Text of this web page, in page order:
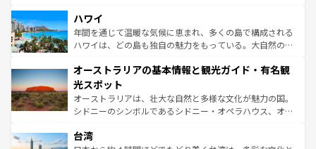
着のスイス情報は
のような巨大都市は、観光、ショッピング、エンターテイ
ンメントが詰まった刺激的なスポットだ。一方、アメリカ
西部には大自然が広がり、グランドキャニオンやイエロー
部のニューオーリンズでは、音楽と美食が融合した独特の
文化が魅力。旅行者はアメリカの各地域で異なる魅力を楽
しみながら、その多様性と豊かな歴史を感じることができ
るだろう。車でのロードトリップや列車の旅も、アメリカ
情報は
ハワイ
年間を通じて温暖な気候に恵まれ、多くの島で構成される
ハワイは、どの島も独自の魅力をもっている。大自然の神
ワイ島は見逃せない。また、定番の観光地といえばオアフ
島だが、静かな自然を求めるならマウイ島やカウアイ島が
おすすめ。エメラルドグリーンに輝く海をはじめ、豊かな
文化や歴史が息づいている。「アロハスピリット」と呼ば
人々、おいしいローカルフードやハワイアンミュージッ
ク、伝統的なフラダンスなど、すべてがハワイの魅力を彩
オーストラリアの基本情報と観光ガイド・有名観
光スポット
オーストラリアは、壮大な自然と多様な文化が魅力の国。
シドニーのシンボルであるシドニー・オペラハウス、オー
リアリーフや大陸中央部にそびえるウルル（エアーズロッ
台湾